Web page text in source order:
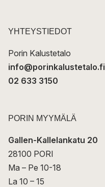
t
YHTEYSTIEDOT
Porin Kalustetalo
info@porinkalustetalo.fi
02 633 3150
PORIN MYYMÄLÄ
Gallen-Kallelankatu 20
28100 PORI
Ma – Pe 10-18
La 10 – 15